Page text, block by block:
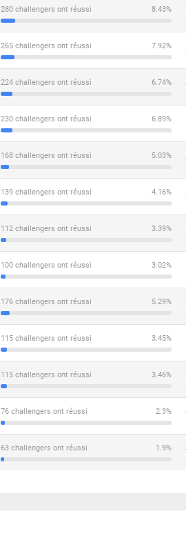
8.43%
280 challengers ont réussi
7.92%
265 challengers ont réussi
6.74%
224 challengers ont réussi
6.89%
230 challengers ont réussi
5.03%
168 challengers ont réussi
4.16%
139 challengers ont réussi
3.39%
112 challengers ont réussi
3.02%
100 challengers ont réussi
5.29%
176 challengers ont réussi
3.45%
115 challengers ont réussi
3.46%
115 challengers ont réussi
2.3%
76 challengers ont réussi
1.9%
63 challengers ont réussi